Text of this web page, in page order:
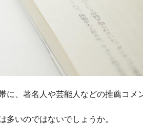
に、著名人や芸能人などの推薦コメ
多いのではないでしょうか。